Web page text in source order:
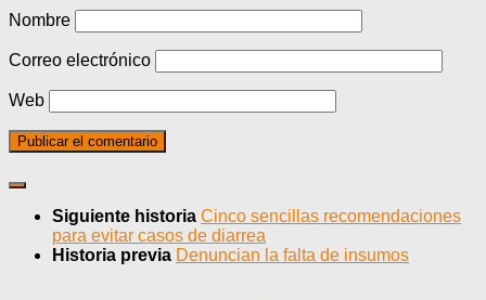
Nombre
Correo electrónico
Web
Siguiente historia Cinco sencillas recomendaciones
para evitar casos de diarrea
Historia previa Denuncian la falta de insumos